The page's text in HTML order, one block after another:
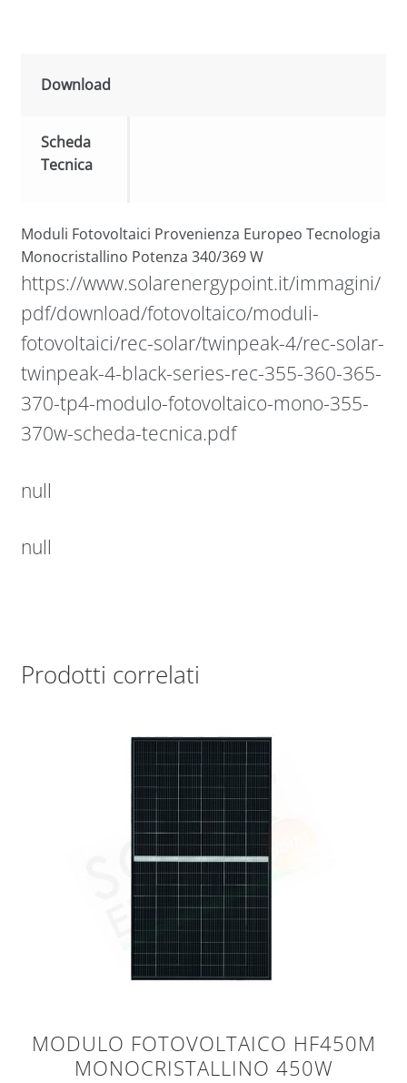
Download
Scheda
Tecnica
Moduli Fotovoltaici Provenienza Europeo Tecnologia
Monocristallino Potenza 340/369 W
https://www.solarenergypoint.it/immagini/
pdf/download/fotovoltaico/moduli-
fotovoltaici/rec-solar/twinpeak-4/rec-solar-
twinpeak-4-black-series-rec-355-360-365-
370-tp4-modulo-fotovoltaico-mono-355-
370w-scheda-tecnica.pdf
null
null
Prodotti correlati
MODULO FOTOVOLTAICO HF450M
MONOCRISTALLINO 450W